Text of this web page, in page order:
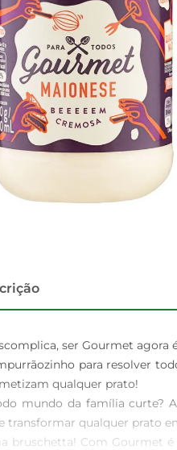
ser Gourmet agora
para resolver
qualquer prato!
mundo da família curte?
transformar qualquer prato
bruschetta! Com Gourmet